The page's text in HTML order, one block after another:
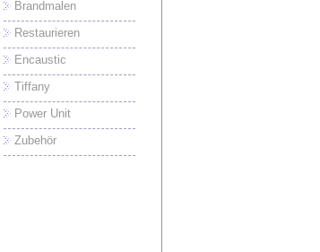
Brandmalen
Restaurieren
Encaustic
Tiffany
Power Unit
Zubehör